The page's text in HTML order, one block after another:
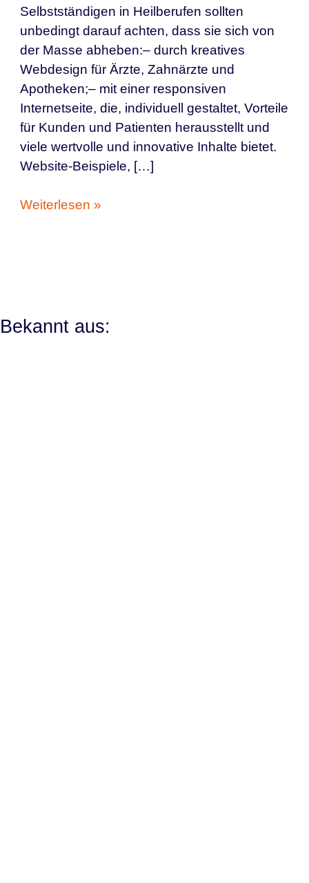
Selbstständigen in Heilberufen sollten
unbedingt darauf achten, dass sie sich von
der Masse abheben:– durch kreatives
Webdesign für Ärzte, Zahnärzte und
Apotheken;– mit einer responsiven
Internetseite, die, individuell gestaltet, Vorteile
für Kunden und Patienten herausstellt und
viele wertvolle und innovative Inhalte bietet.
Website-Beispiele, […]
Weiterlesen »
Bekannt aus: